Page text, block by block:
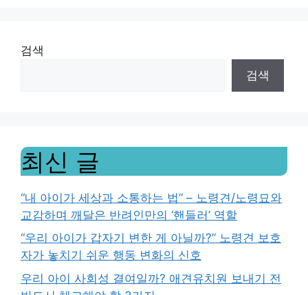
검색
검색
최신 글
“내 아이가 세상과 소통하는 법” – 노령견/노령묘와
교감하며 깨달은 반려인만의 ‘핸들러’ 역할
“우리 아이가 갑자기 변한 게 아닐까?” 노령견 보호
자가 놓치기 쉬운 행동 변화의 신호
우리 아이 사회성 결여일까? 애견유치원 보내기 전